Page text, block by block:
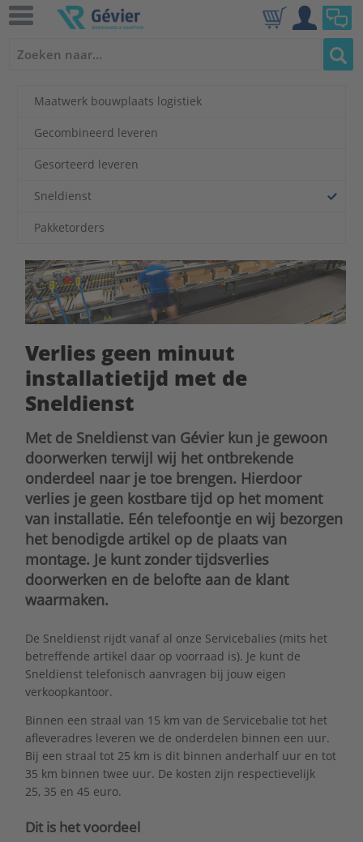
Maatwerk bouwplaats logistiek
Gecombineerd leveren
Gesorteerd leveren
Sneldienst
Pakketorders
Verlies geen minuut
installatietijd met de
Sneldienst
Met de Sneldienst van Gévier kun je gewoon
doorwerken terwijl wij het ontbrekende
onderdeel naar je toe brengen. Hierdoor
verlies je geen kostbare tijd op het moment
van installatie. Eén telefoontje en wij bezorgen
het benodigde artikel op de plaats van
montage. Je kunt zonder tijdsverlies
doorwerken en de belofte aan de klant
waarmaken.
De Sneldienst rijdt vanaf al onze Servicebalies (mits het
betreffende artikel daar op voorraad is). Je kunt de
Sneldienst telefonisch aanvragen bij jouw eigen
verkoopkantoor.
Binnen een straal van 15 km van de Servicebalie tot het
afleveradres leveren we de onderdelen binnen een uur.
Bij een straal tot 25 km is dit binnen anderhalf uur en tot
35 km binnen twee uur. De kosten zijn respectievelijk
25, 35 en 45 euro.
Dit is het voordeel